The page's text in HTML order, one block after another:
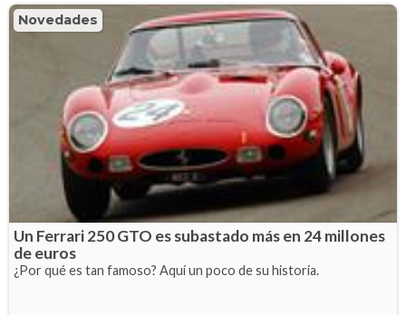
Novedades
Un Ferrari 250 GTO es subastado más en 24 millones
de euros
¿Por qué es tan famoso? Aquí un poco de su historia.